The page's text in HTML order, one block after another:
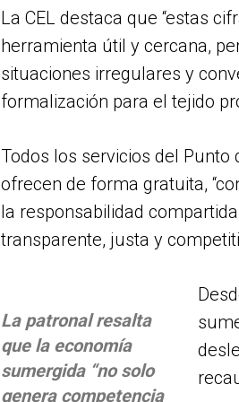
La CEL destaca que “estas
herramienta útil y cercana,
situaciones irregulares y
formalización para el tejido
Todos los servicios del
ofrecen de forma gratuita,
la responsabilidad
transparente, justa y
La patronal resalta
que la economía
sumergida “no solo
genera competencia